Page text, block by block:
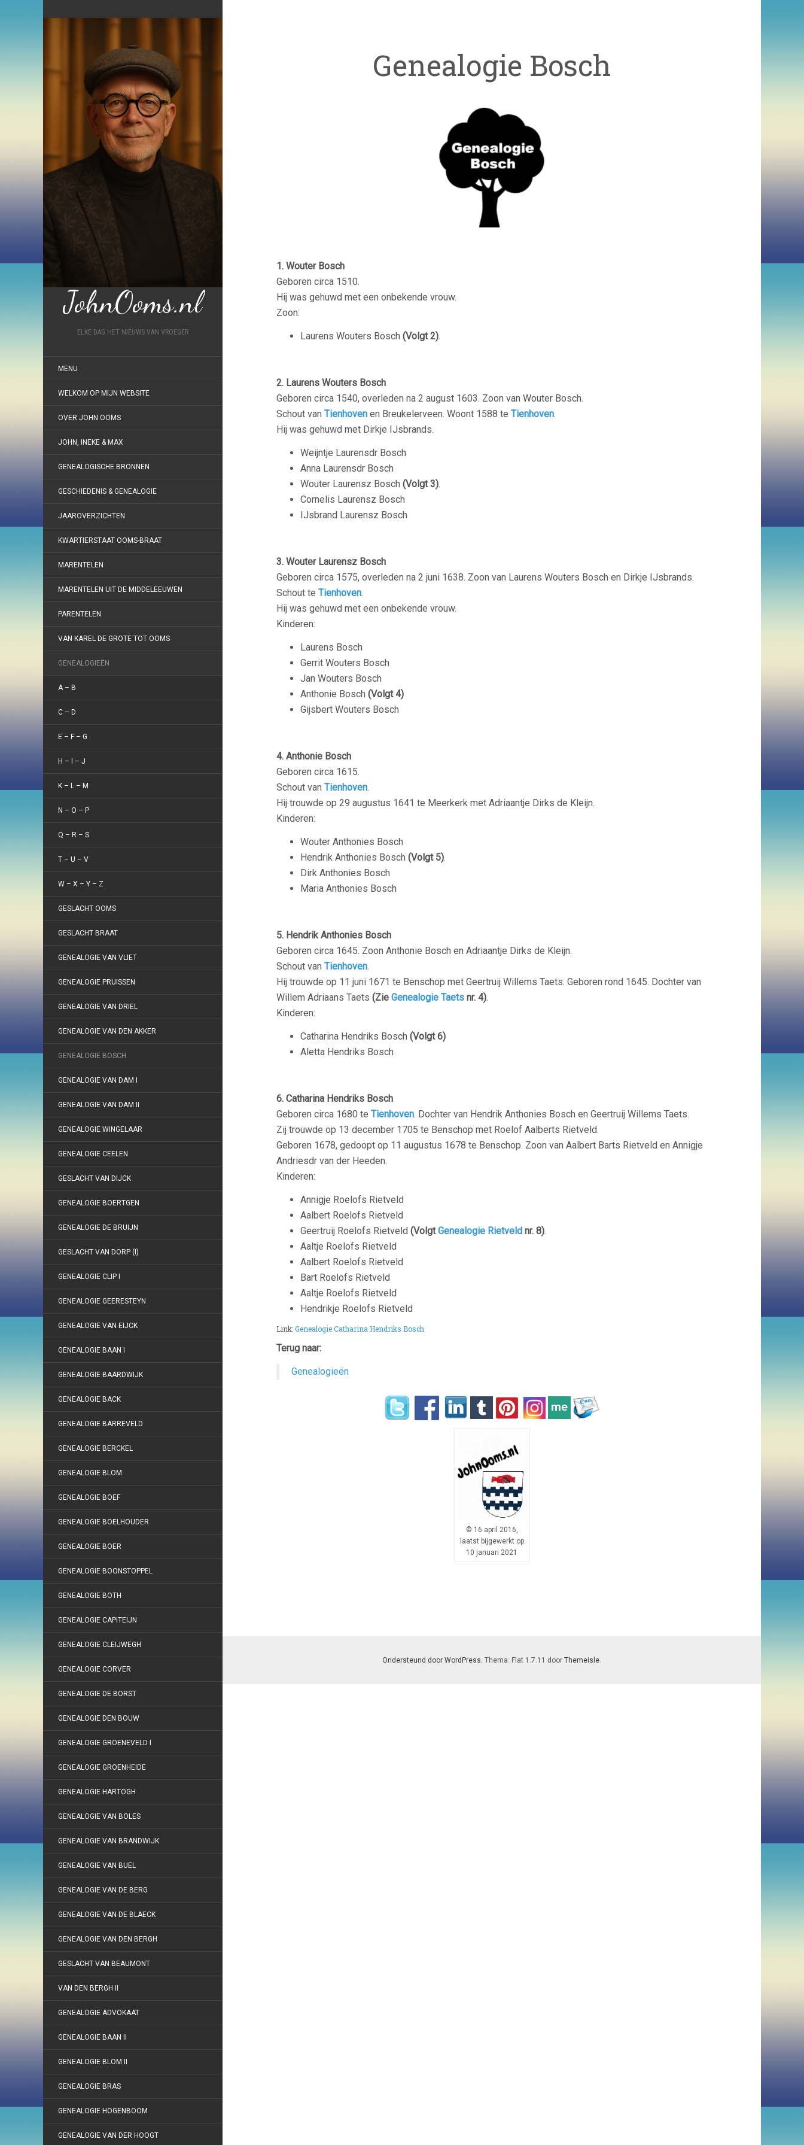
JohnOoms.nl
ELKE DAG HET NIEUWS VAN VROEGER
MENU
WELKOM OP MIJN WEBSITE
OVER JOHN OOMS
JOHN, INEKE & MAX
GENEALOGISCHE BRONNEN
GESCHIEDENIS & GENEALOGIE
JAAROVERZICHTEN
KWARTIERSTAAT OOMS-BRAAT
MARENTELEN
MARENTELEN UIT DE MIDDELEEUWEN
PARENTELEN
VAN KAREL DE GROTE TOT OOMS
GENEALOGIEËN
A – B
C – D
E – F – G
H – I – J
K – L – M
N – O – P
Q – R – S
T – U – V
W – X – Y – Z
GESLACHT OOMS
GESLACHT BRAAT
GENEALOGIE VAN VLIET
GENEALOGIE PRUISSEN
GENEALOGIE VAN DRIEL
GENEALOGIE VAN DEN AKKER
GENEALOGIE BOSCH
GENEALOGIE VAN DAM I
GENEALOGIE VAN DAM II
GENEALOGIE WINGELAAR
GENEALOGIE CEELEN
GESLACHT VAN DIJCK
GENEALOGIE BOERTGEN
GENEALOGIE DE BRUIJN
GESLACHT VAN DORP (I)
GENEALOGIE CLIP I
GENEALOGIE GEERESTEYN
GENEALOGIE VAN EIJCK
GENEALOGIE BAAN I
GENEALOGIE BAARDWIJK
GENEALOGIE BACK
GENEALOGIE BARREVELD
GENEALOGIE BERCKEL
GENEALOGIE BLOM
GENEALOGIE BOEF
GENEALOGIE BOELHOUDER
GENEALOGIE BOER
GENEALOGIE BOONSTOPPEL
GENEALOGIE BOTH
GENEALOGIE CAPITEIJN
GENEALOGIE CLEIJWEGH
GENEALOGIE CORVER
GENEALOGIE DE BORST
GENEALOGIE DEN BOUW
GENEALOGIE GROENEVELD I
GENEALOGIE GROENHEIDE
GENEALOGIE HARTOGH
GENEALOGIE VAN BOLES
GENEALOGIE VAN BRANDWIJK
GENEALOGIE VAN BUEL
GENEALOGIE VAN DE BERG
GENEALOGIE VAN DE BLAECK
GENEALOGIE VAN DEN BERGH
GESLACHT VAN BEAUMONT
VAN DEN BERGH II
GENEALOGIE ADVOKAAT
GENEALOGIE BAAN II
GENEALOGIE BLOM II
GENEALOGIE BRAS
GENEALOGIE HOGENBOOM
GENEALOGIE VAN DER HOOGT
Genealogie Bosch
1. Wouter Bosch
Geboren circa 1510.
Hij was gehuwd met een onbekende vrouw.
Zoon:
Laurens Wouters Bosch (Volgt 2).
2. Laurens Wouters Bosch
Geboren circa 1540, overleden na 2 august 1603. Zoon van Wouter Bosch.
Schout van Tienhoven en Breukelerveen. Woont 1588 te Tienhoven.
Hij was gehuwd met Dirkje IJsbrands.
Weijntje Laurensdr Bosch
Anna Laurensdr Bosch
Wouter Laurensz Bosch (Volgt 3).
Cornelis Laurensz Bosch
IJsbrand Laurensz Bosch
3. Wouter Laurensz Bosch
Geboren circa 1575, overleden na 2 juni 1638. Zoon van Laurens Wouters Bosch en Dirkje IJsbrands.
Schout te Tienhoven.
Hij was gehuwd met een onbekende vrouw.
Kinderen:
Laurens Bosch
Gerrit Wouters Bosch
Jan Wouters Bosch
Anthonie Bosch (Volgt 4)
Gijsbert Wouters Bosch
4. Anthonie Bosch
Geboren circa 1615.
Schout van Tienhoven.
Hij trouwde op 29 augustus 1641 te Meerkerk met Adriaantje Dirks de Kleijn.
Kinderen:
Wouter Anthonies Bosch
Hendrik Anthonies Bosch (Volgt 5).
Dirk Anthonies Bosch
Maria Anthonies Bosch
5. Hendrik Anthonies Bosch
Geboren circa 1645. Zoon Anthonie Bosch en Adriaantje Dirks de Kleijn.
Schout van Tienhoven.
Hij trouwde op 11 juni 1671 te Benschop met Geertruij Willems Taets. Geboren rond 1645. Dochter van
Willem Adriaans Taets (Zie Genealogie Taets nr. 4).
Kinderen:
Catharina Hendriks Bosch (Volgt 6)
Aletta Hendriks Bosch
6. Catharina Hendriks Bosch
Geboren circa 1680 te Tienhoven. Dochter van Hendrik Anthonies Bosch en Geertruij Willems Taets.
Zij trouwde op 13 december 1705 te Benschop met Roelof Aalberts Rietveld.
Geboren 1678, gedoopt op 11 augustus 1678 te Benschop. Zoon van Aalbert Barts Rietveld en Annigje
Andriesdr van der Heeden.
Kinderen:
Annigje Roelofs Rietveld
Aalbert Roelofs Rietveld
Geertruij Roelofs Rietveld (VolgtGenealogie Rietveld nr. 8).
Aaltje Roelofs Rietveld
Aalbert Roelofs Rietveld
Bart Roelofs Rietveld
Aaltje Roelofs Rietveld
Hendrikje Roelofs Rietveld
Link:Genealogie Catharina Hendriks Bosch
Terug naar:
Genealogieën
© 16 april 2016,
laatst bijgewerkt op
10 januari 2021
Ondersteund door WordPress. Thema: Flat 1.7.11 door Themeisle.